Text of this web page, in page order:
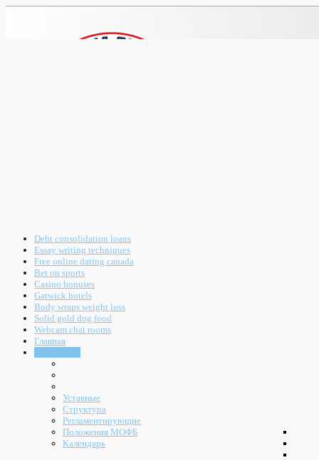
Debt consolidation loans
Essay writing techniques
Free online dating canada
Bet on sports
Casino bonuses
Gatwick hotels
Body wraps weight loss
Solid gold dog food
Webcam chat rooms
Главная
Уставные
Структура
Регламентирующие
Положения МОФБ
Календарь